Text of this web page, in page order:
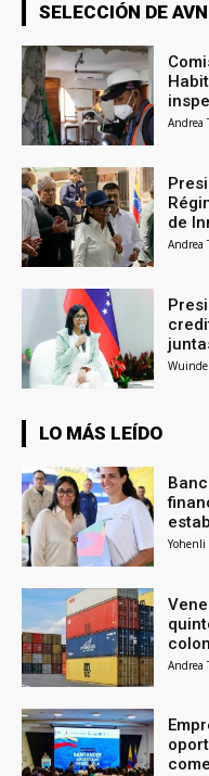
SELECCIÓN DE AVN
Andrea
de
Andrea
LO MÁS LEÍDO
Yohenli
Andrea